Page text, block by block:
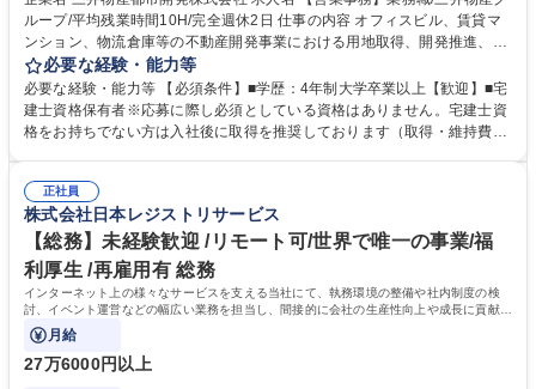
ループ/平均残業時間10H/完全週休2日 仕事の内容 オフィスビル、賃貸マ
ンション、物流倉庫等の不動産開発事業における用地取得、開発推進、賃
貸運営、売却、仲介・活用提案等を行う営業部門において事務業務を担当
いただきます。 【詳細】・契約書管理、契約書製本、捺印対応、ファイリ
ング、登記簿取得、調書取得・支払業務（各種費用支払、支払管理、請
求・支払データ登録、取引先マスター申請対応）・予算作成及び予実管
の他に担当頂く業務が発生する場合があります。 募集職種 【営業事務】
業務職/三井物産グループ/平均残業時間10H/完全週休2日
必要な経験・能力等
必要な経験・能力等 【必須条件】■学歴：4年制大学卒業以上【歓迎】■宅
建士資格保有者※応募に際し必須としている資格はありません。宅建士資
格をお持ちでない方は入社後に取得を推奨しております（取得・維持費用
ション力がある方。 ・チャレンジを厭わず、粘り強く業務に取り組める
方。多様な関係者と謙虚に信頼関係を構築でき、期限を意識したスケジュ
ール管理が出来る方。※将来的に他部署（営業部門、コーポレート部門）
へのジョブローテーションの可能性があります。 学歴・資格 学歴：大学
院 大学 語学力： 資格：宅地建物取引士
正社員
株式会社日本レジストリサービス
【総務】未経験歓迎 /リモート可/世界で唯一の事業/福
利厚生 /再雇用有 総務
インターネット上の様々なサービスを支える当社にて、執務環境の整備や社内制度の検
討、イベント運営などの幅広い業務を担当し、間接的に会社の生産性向上や成長に貢献し
ている部署です。
月給
27万6000円以上